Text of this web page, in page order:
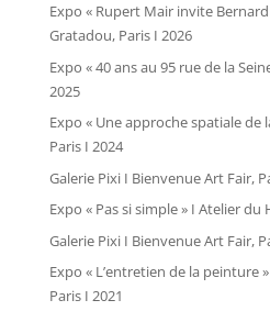
Expo « Rupert Mair invite
Gratadou, Paris I 2026
Expo « 40 ans au 95 rue de la
2025
Expo « Une approche spatiale de
Paris I 2024
Galerie Pixi I Bienvenue Art Fair,
Expo « Pas si simple » I Atelier
Galerie Pixi I Bienvenue Art Fair,
Expo « L’entretien de la peinture
Paris I 2021